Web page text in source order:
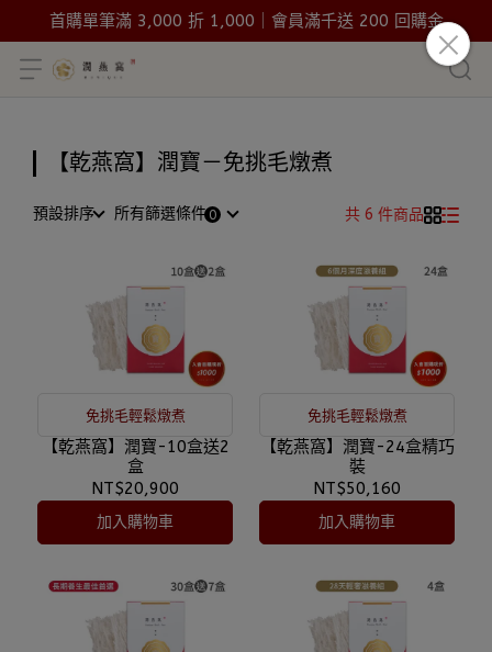
首購單筆滿 3,000 折 1,000｜會員滿千送 200 回購金
【乾燕窩】潤寶－免挑毛燉煮
預設排序 所有篩選條件 共 6 件商品
免挑毛輕鬆燉煮
【乾燕窩】潤寶-10盒送2
盒
NT$20,900
加入購物車
免挑毛輕鬆燉煮
【乾燕窩】潤寶-24盒精巧
裝
NT$50,160
加入購物車